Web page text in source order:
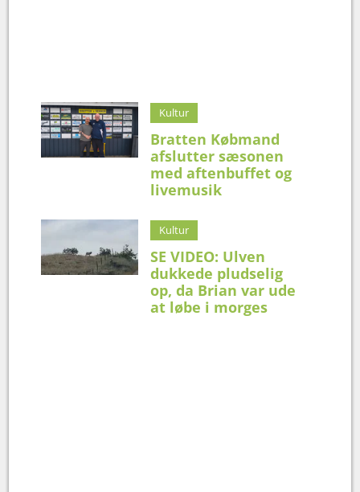
Kultur
Bratten Købmand
afslutter sæsonen
med aftenbuffet og
livemusik
Kultur
SE VIDEO: Ulven
dukkede pludselig
op, da Brian var ude
at løbe i morges